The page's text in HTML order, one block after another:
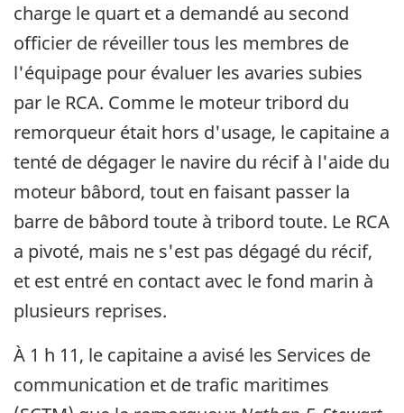
charge le quart et a demandé au second
officier de réveiller tous les membres de
l'équipage pour évaluer les avaries subies
par le RCA. Comme le moteur tribord du
remorqueur était hors d'usage, le capitaine a
tenté de dégager le navire du récif à l'aide du
moteur bâbord, tout en faisant passer la
barre de bâbord toute à tribord toute. Le RCA
a pivoté, mais ne s'est pas dégagé du récif,
et est entré en contact avec le fond marin à
plusieurs reprises.
À 1 h 11, le capitaine a avisé les Services de
communication et de trafic maritimes